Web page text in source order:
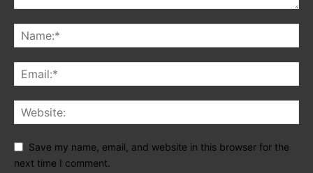
Save my name, email, and website in this browser for the
next time I comment.